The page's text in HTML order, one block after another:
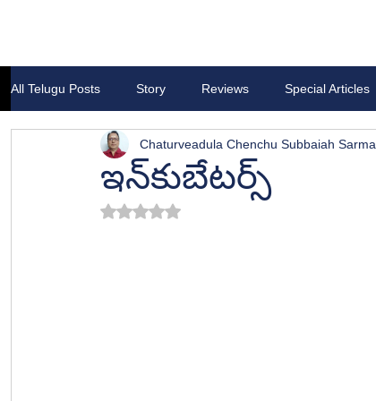
All Telugu Posts Story Reviews Special Articles
ఇన్‍కుబేటర్స్
Chaturveadula Chenchu Subbaiah Sarma
Rated NaN out of 5 stars.